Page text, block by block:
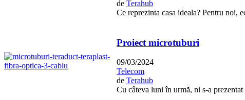
de Terahub
Ce reprezinta casa ideala? Pentru noi,
Proiect microtuburi
09/03/2024
Telecom
de Terahub
Cu câteva luni în urmă, ni s-a